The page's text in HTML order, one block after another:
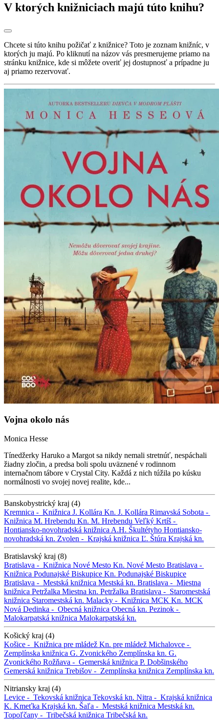
V ktorých knižniciach majú túto knihu?
Chcete si túto knihu požičať z knižnice? Toto je zoznam knižníc, v
ktorých ju majú. Po kliknutí na názov vás presmerujeme priamo na
stránku knižnice, kde si môžete overiť jej dostupnosť a prípadne ju
aj priamo rezervovať.
Vojna okolo nás
Monica Hesse
Tínedžerky Haruko a Margot sa nikdy nemali stretnúť, nespáchali
žiadny zločin, a predsa boli spolu uväznené v rodinnom
internačnom tábore v Crystal City. Každá z nich túžila po kúsku
normálnosti vo svojej novej realite, kde...
Banskobystrický kraj (4)
Kremnica - Knižnica J. Kollára Kn. J. Kollára Rimavská Sobota -
Knižnica M. Hrebendu Kn. M. Hrebendu Veľký Krtíš -
Hontiansko-novohradská knižnica A.H. Škultétyho Hontiansko-
novohradská kn. Zvolen - Krajská knižnica Ľ. Štúra Krajská kn.
Bratislavský kraj (8)
Bratislava - Knižnica Nové Mesto Kn. Nové Mesto Bratislava -
Knižnica Podunajské Biskupice Kn. Podunajské Biskupice
Bratislava - Mestská knižnica Mestská kn. Bratislava - Miestna
knižnica Petržalka Miestna kn. Petržalka Bratislava - Staromestská
knižnica Staromestská kn. Malacky - Knižnica MCK Kn. MCK
Nová Dedinka - Obecná knižnica Obecná kn. Pezinok -
Malokarpatská knižnica Malokarpatská kn.
Košický kraj (4)
Košice - Knižnica pre mládež Kn. pre mládež Michalovce -
Zemplínska knižnica G. Zvonického Zemplínska kn. G.
Zvonického Rožňava - Gemerská knižnica P. Dobšinského
Gemerská knižnica Trebišov - Zemplínska knižnica Zemplínska kn.
Nitriansky kraj (4)
Levice - Tekovská knižnica Tekovská kn. Nitra - Krajská knižnica
K. Kmeťka Krajská kn. Šaľa - Mestská knižnica Mestská kn.
Topoľčany - Tribečská knižnica Tribečská kn.